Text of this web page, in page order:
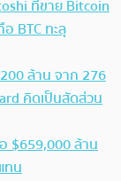
ที่ขาย Bitcoin
BTC ทะลุ
ล้าน จาก 276
คิดเป็นสัดส่วน
$659,000 ล้าน
ทน